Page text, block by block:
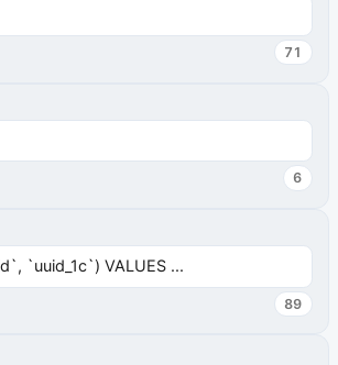
71
6
`uuid_1c`) VALUES ...
89